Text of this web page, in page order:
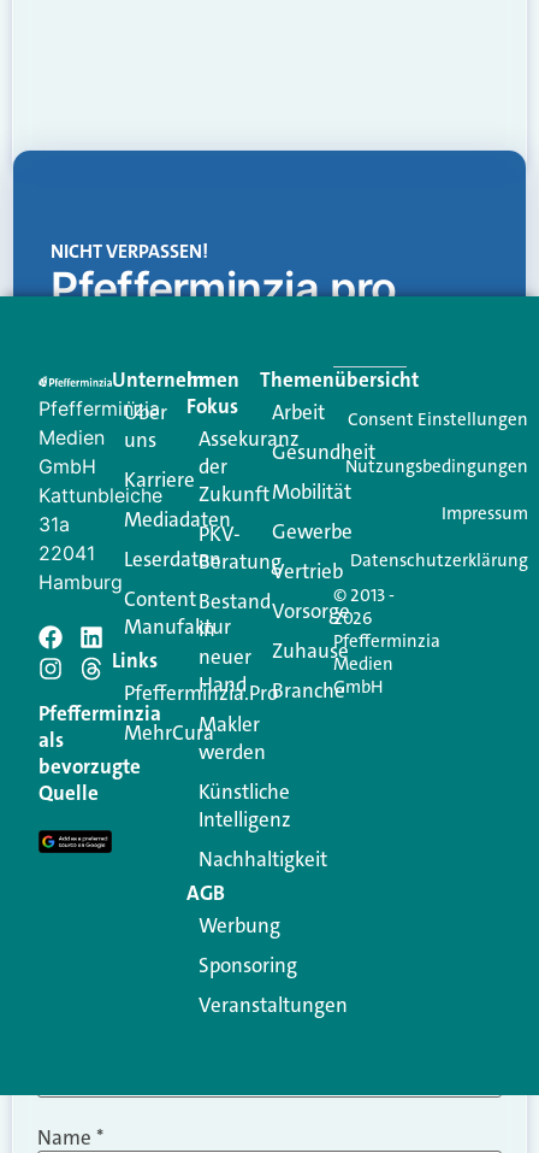
NICHT VERPASSEN!
Pfefferminzia.pro
Creator für Ihre Kundenkommunikation. Alles, was
Ihren Vertriebsalltag leichter macht. Mit nur einem
Login.
Jetzt anmelden
Schreiben Sie einen
Kommentar
Ihre E-Mail-Adresse wird nicht veröffentlicht.
Erforderliche Felder sind mit
Kommentar
Name *
Pfefferminzia
Medien
GmbH
Kattunbleiche
31a
22041
Hamburg
Pfefferminzia
als
bevorzugte
Quelle
Unternehmen
Über
uns
Karriere
Mediadaten
Leserdaten
Content
Manufaktur
Links
Pfefferminzia.Pro
MehrCura
Im
Fokus
Assekuranz
der
Zukunft
PKV-
Beratung
Bestand
in
neuer
Hand
Makler
werden
Künstliche
Intelligenz
Nachhaltigkeit
AGB
Werbung
Sponsoring
Veranstaltungen
Themenübersicht
Arbeit
Gesundheit
Mobilität
Gewerbe
Vertrieb
Vorsorge
Zuhause
Branche
© 2013 -
2026
Pfefferminzia
Medien
GmbH
Consent Einstellungen
Nutzungsbedingungen
Impressum
Datenschutzerklärung